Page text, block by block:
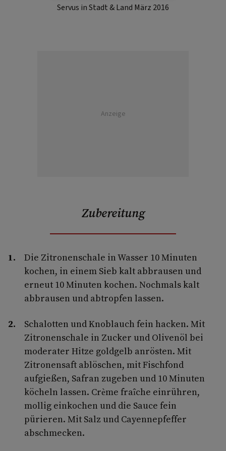
Servus in Stadt & Land März 2016
Anzeige
Zubereitung
Die Zitronenschale in Wasser 10 Minuten
kochen, in einem Sieb kalt abbrausen und
erneut 10 Minuten kochen. Nochmals kalt
abbrausen und abtropfen lassen.
Schalotten und Knoblauch fein hacken. Mit
Zitronenschale in Zucker und Olivenöl bei
moderater Hitze goldgelb anrösten. Mit
Zitronensaft ablöschen, mit Fischfond
aufgießen, Safran zugeben und 10 Minuten
köcheln lassen. Crème fraîche einrühren,
mollig einkochen und die Sauce fein
pürieren. Mit Salz und Cayennepfeffer
abschmecken.